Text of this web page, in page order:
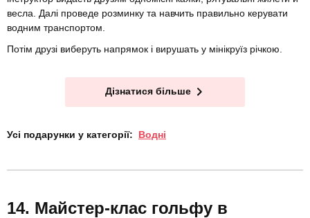
весла. Далі проведе розминку та навчить правильно керувати
водним транспортом.
Потім друзі виберуть напрямок і вирушать у мінікруїз річкою.
Дізнатися більше
Усі подарунки у категорії: Водні
Майстер-клас гольфу в